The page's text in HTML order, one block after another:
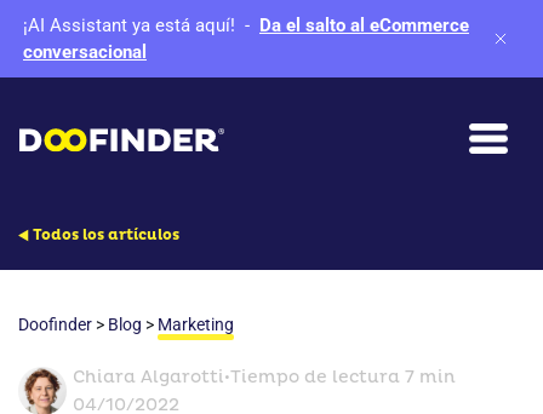
¡AI Assistant ya está aquí! - Da el salto al eCommerce
conversacional
Todos los artículos
Doofinder > Blog > Marketing
Chiara Algarotti•Tiempo de lectura 7 min
04/10/2022